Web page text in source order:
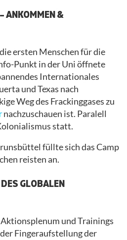
ANKOMMEN &
ersten Menschen für die
Punkt in der Uni öffnete
Internationales
und Texas nach
Weg des Frackinggases zu
nachzuschauen ist. Paralell
statt.
füllte sich das Camp
reisten an.
GLOBALEN
und Trainings
Fingeraufstellung der